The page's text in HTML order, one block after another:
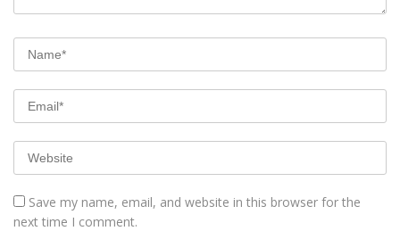
Save my name, email, and website in this browser for the
next time I comment.